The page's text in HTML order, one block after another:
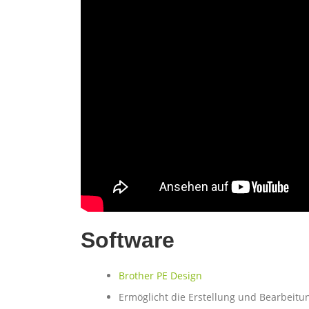
Software
Brother PE Design
Ermöglicht die Erstellung und